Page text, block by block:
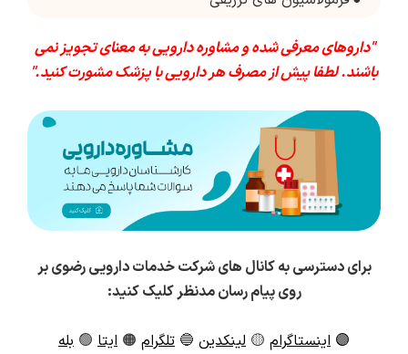
"داروهای معرفی شده و مشاوره دارویی به معنای تجویز نمی
باشند. لطفا پیش از مصرف هر دارویی با پزشک مشورت کنید."
برای دسترسی به کانال های شرکت خدمات دارویی رضوی بر
روی پیام رسان مدنظر کلیک کنید:
🟣 اینستاگرام 🟡 لینکدین 🔵 تلگرام 🟠 ایتا 🟢 بله